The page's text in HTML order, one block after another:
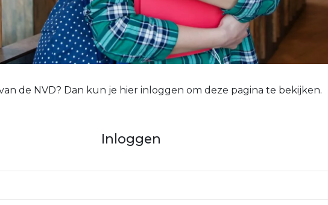
de NVD? Dan kun je hier inloggen om deze pagina te bekijken.
Inloggen